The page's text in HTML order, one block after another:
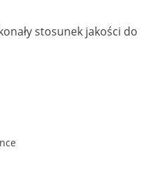
stosunek jakości do